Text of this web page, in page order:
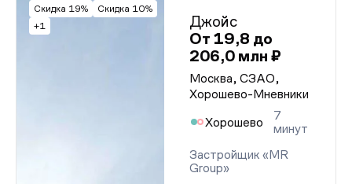
Скидка 19%
Скидка 10%
+1
Джойс
От 19,8 до
206,0 млн ₽
Москва, СЗАО,
Хорошево-Мневники
Хорошево
7
минут
Застройщик «MR
Group»